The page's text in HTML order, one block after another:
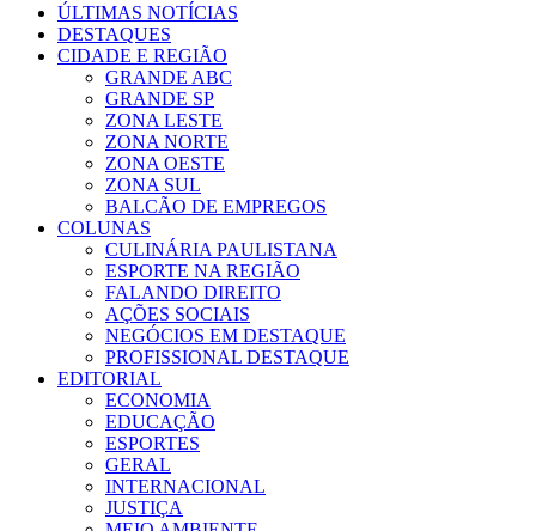
ÚLTIMAS NOTÍCIAS
DESTAQUES
CIDADE E REGIÃO
GRANDE ABC
GRANDE SP
ZONA LESTE
ZONA NORTE
ZONA OESTE
ZONA SUL
BALCÃO DE EMPREGOS
COLUNAS
CULINÁRIA PAULISTANA
ESPORTE NA REGIÃO
FALANDO DIREITO
AÇÕES SOCIAIS
NEGÓCIOS EM DESTAQUE
PROFISSIONAL DESTAQUE
EDITORIAL
ECONOMIA
EDUCAÇÃO
ESPORTES
GERAL
INTERNACIONAL
JUSTIÇA